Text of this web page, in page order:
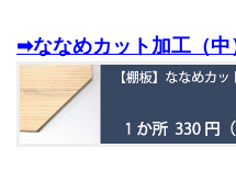
➡ななめカット加工（中